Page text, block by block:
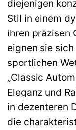
diejenigen
Stil in einem
ihren präzisen
eignen sie
sportlichen
„Classic
Eleganz und
in dezenteren
die